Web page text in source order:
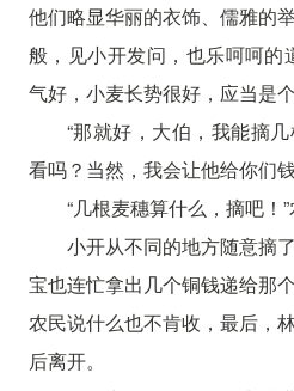
他们略显华丽的衣饰、儒雅的
般，见小开发问，也乐呵呵的
气好，小麦长势很好，应当是
“那就好，大伯，我能摘
看吗？当然，我会让他给你们
“几根麦穗算什么，摘吧！”
小开从不同的地方随意摘
宝也连忙拿出几个铜钱递给那
农民说什么也不肯收，最后，
后离开。